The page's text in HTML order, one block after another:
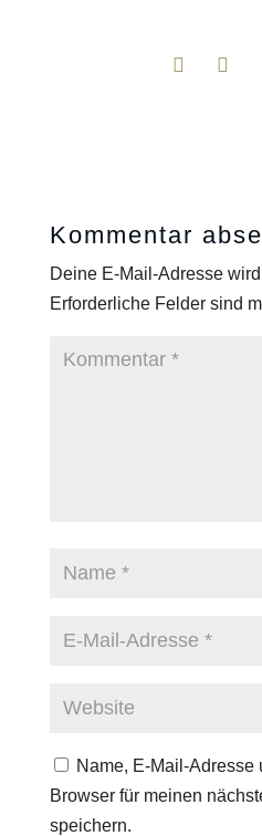
Kommentar
Deine E-Mail-Adresse
Erforderliche Felder sind
Name, E-Mail-
Browser für meinen
speichern.